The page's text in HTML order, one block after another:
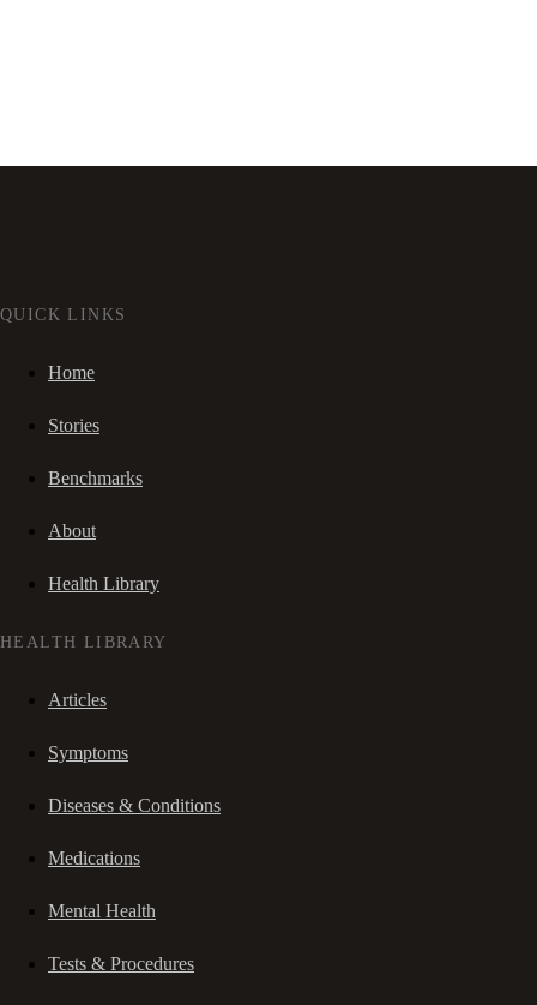
QUICK LINKS
Home
Stories
Benchmarks
About
Health Library
HEALTH LIBRARY
Articles
Symptoms
Diseases & Conditions
Medications
Mental Health
Tests & Procedures